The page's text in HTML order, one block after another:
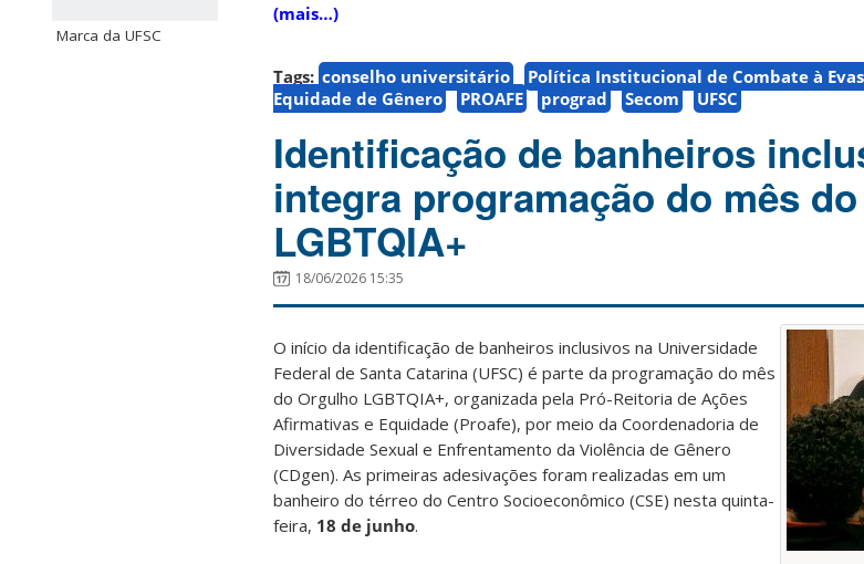
Marca da UFSC
(mais…)
Tags: conselho universitário Política Institucional de Combate à
Equidade de Gênero
PROAFE prograd Secom UFSC
Identificação de banheiros
integra programação do mês
LGBTQIA+
18/06/2026 15:35
O início da identificação de banheiros inclusivos na Universidade
Federal de Santa Catarina (UFSC) é parte da programação do mês
do Orgulho LGBTQIA+, organizada pela Pró-Reitoria de Ações
Afirmativas e Equidade (Proafe), por meio da Coordenadoria de
Diversidade Sexual e Enfrentamento da Violência de Gênero
(CDgen). As primeiras adesivações foram realizadas em um
banheiro do térreo do Centro Socioeconômico (CSE) nesta quinta-
feira, 18 de junho.